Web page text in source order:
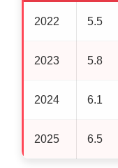
2022 5.5
2023 5.8
2024 6.1
2025 6.5